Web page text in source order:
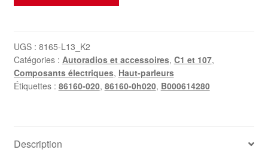
droit
Citroën
C1
Peugeot
B000614280
UGS : 8165-L13_K2
Catégories : Autoradios et accessoires, C1 et 107,
Composants électriques, Haut-parleurs
Étiquettes : 86160-020, 86160-0h020, B000614280
Description